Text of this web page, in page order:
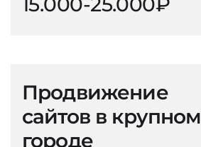
Продвижение
сайтов в крупном
городе